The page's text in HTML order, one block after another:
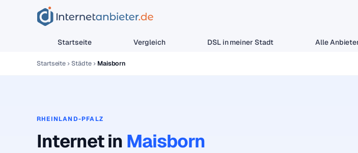
Startseite Vergleich DSL in meiner Stadt Alle
Startseite Städte Maisborn
RHEINLAND-PFALZ
Internet in Maisborn